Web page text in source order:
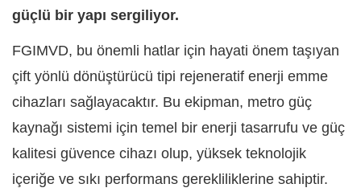
güçlü bir yapı sergiliyor.
FGIMVD, bu önemli hatlar için hayati önem taşıyan
çift yönlü dönüştürücü tipi rejeneratif enerji emme
cihazları sağlayacaktır. Bu ekipman, metro güç
kaynağı sistemi için temel bir enerji tasarrufu ve güç
kalitesi güvence cihazı olup, yüksek teknolojik
içeriğe ve sıkı performans gerekliliklerine sahiptir.